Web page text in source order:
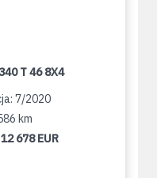
T 46 8X4
7/2020
km
12 678 EUR